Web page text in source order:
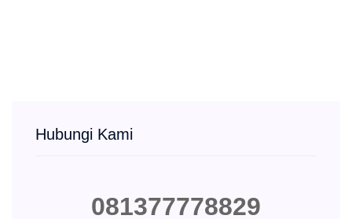
Hubungi Kami
081377778829